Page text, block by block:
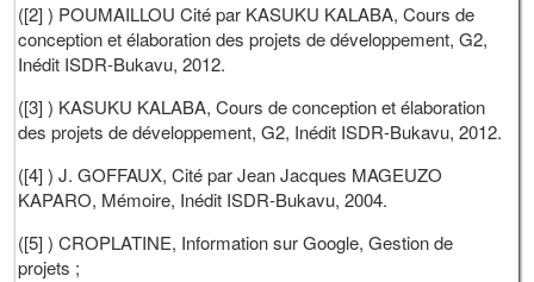
([2] ) POUMAILLOU Cité par KASUKU KALABA, Cours de
conception et élaboration des projets de développement, G2,
Inédit ISDR-Bukavu, 2012.
([3] ) KASUKU KALABA, Cours de conception et élaboration
des projets de développement, G2, Inédit ISDR-Bukavu, 2012.
([4] ) J. GOFFAUX, Cité par Jean Jacques MAGEUZO
KAPARO, Mémoire, Inédit ISDR-Bukavu, 2004.
([5] ) CROPLATINE, Information sur Google, Gestion de
projets ;